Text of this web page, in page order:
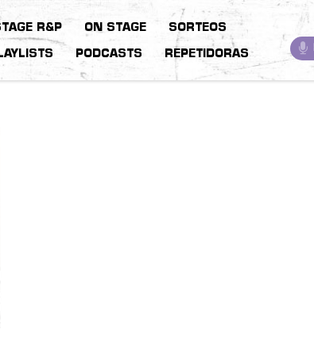
R&P ON STAGE SORTEOS
PODCASTS REPETIDORAS